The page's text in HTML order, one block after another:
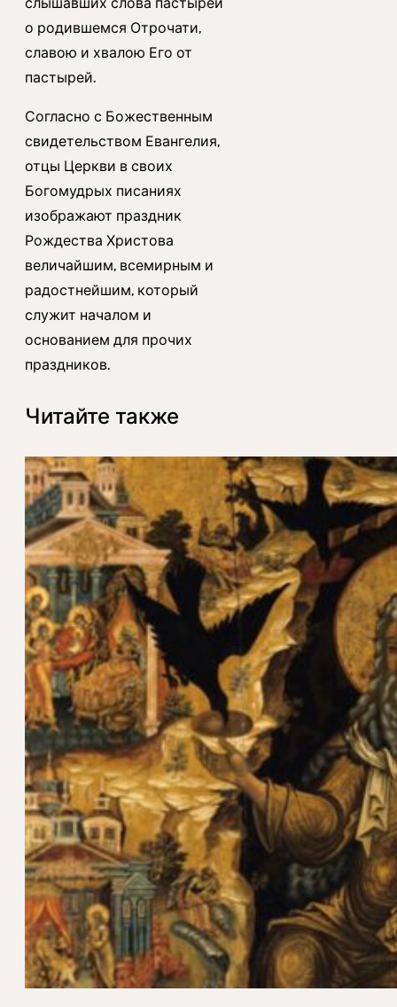
о родившемся Отрочати,
славою и хвалою Его от
пастырей.
Согласно с Божественным
свидетельством Евангелия,
отцы Церкви в своих
Богомудрых писаниях
изображают праздник
Рождества Христова
величайшим, всемирным и
радостнейшим, который
служит началом и
основанием для прочих
праздников.
Читайте также